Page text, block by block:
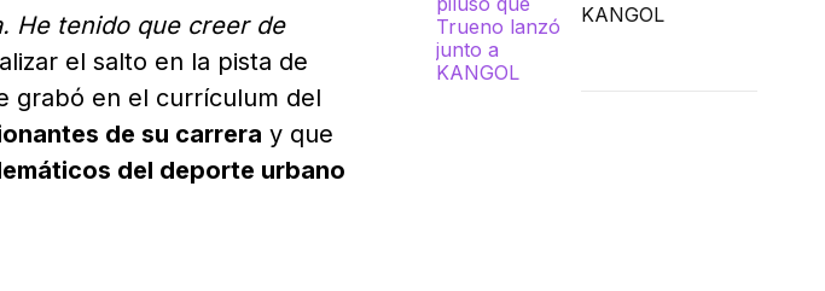
He tenido que creer de
el salto en la pista de
grabó en el currículum del
de su carrera y que
del deporte urbano
KANGOL